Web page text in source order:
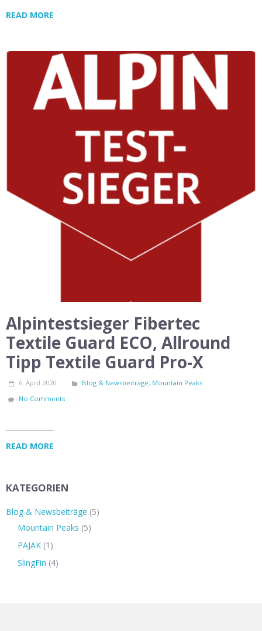
READ MORE
Alpintestsieger Fibertec
Textile Guard ECO, Allround
Tipp Textile Guard Pro-X
6. April 2020 Blog & Newsbeiträge, Mountain Peaks
No Comments
READ MORE
KATEGORIEN
Blog & Newsbeiträge (5)
Mountain Peaks (5)
PAJAK (1)
SlingFin (4)